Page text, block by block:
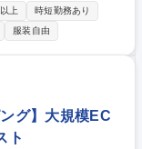
的な業務内容は下記。
と、中長期的なプロ
移行」など、ビジネ
計・推進 ■AIやデータ
動的なレコメンド体
上
時短勤務あり
服装自由
グ】大規模EC
ト